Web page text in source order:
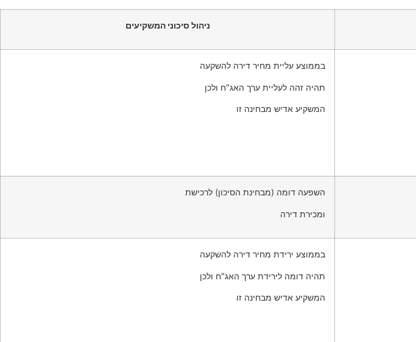
ניהול סיכוני המשקיעים
בממוצע עליית מחיר דירה להשקעה
תהיה זהה לעליית ערך האג"ח ולכן
המשקיע אדיש מבחינה זו
השפעה דומה (מבחינת הסיכון) לרכישת
ומכירת דירה
בממוצע ירידת מחיר דירה להשקעה
תהיה דומה לירידת ערך האג"ח ולכן
המשקיע אדיש מבחינה זו